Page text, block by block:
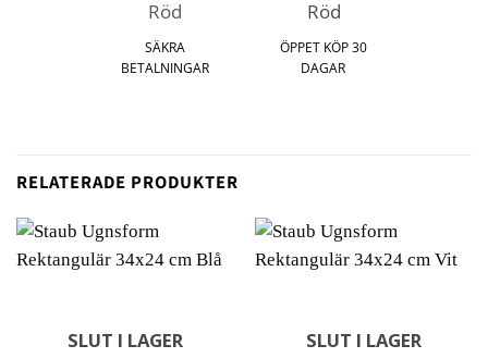
SÄKRA
BETALNINGAR
ÖPPET KÖP 30
DAGAR
RELATERADE PRODUKTER
SLUT I LAGER SLUT I LAGER